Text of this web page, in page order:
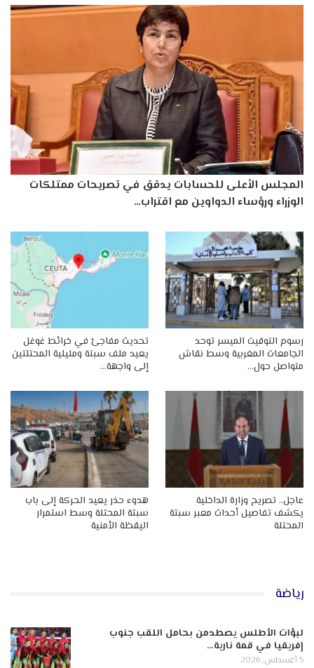
المجلس الأعلى للحسابات يدقق في تصريحات ممتلكات
الوزراء ورؤساء الدواوين مع اقتراب…
رسوم التوقيت الميسر توحد
الجامعات المغربية وسط نقاش
متواصل حول…
تحديث مفاجئ في خرائط غوغل
يعيد ملف سبتة ومليلية المحتلتين
إلى واجهة…
عاجل.. تصريح وزارة الداخلية
يكشف تفاصيل أحداث معبر سبتة
المحتلة
هدوء حذر يعيد الحركة إلى باب
سبتة المحتلة وسط استمرار
اليقظة الأمنية
رياضة
لبؤات الأطلس يصطدمن بحامل اللقب جنوب
إفريقيا في قمة نارية…
5 أغسطس, 2026